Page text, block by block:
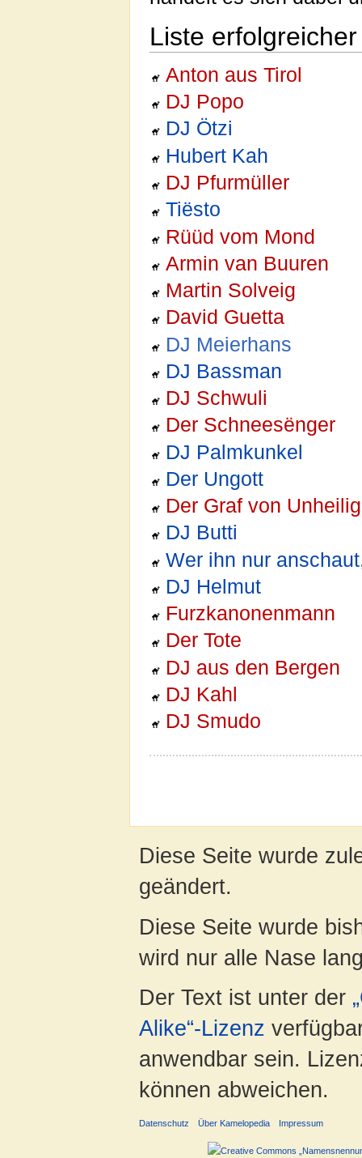
Liste
Anton aus Tirol
DJ Popo
DJ Ötzi
Hubert Kah
DJ Pfurmüller
Tiësto
Rüüd vom Mond
Armin van Buuren
Martin Solveig
David Guetta
DJ Meierhans
DJ Bassman
DJ Schwuli
Der Schneesënger
DJ Palmkunkel
Der Ungott
Der Graf von Unheilig
DJ Butti
Wer ihn nur
DJ Helmut
Furzkanonenmann
Der Tote
DJ aus den Bergen
DJ Kahl
DJ Smudo
Diese Seite wurde
geändert.
Diese Seite wurde
wird nur alle Nase
Der Text ist unter der
Alike“-Lizenz
anwendbar sein.
können abweichen.
Datenschutz Über Kamelopedia Impressum